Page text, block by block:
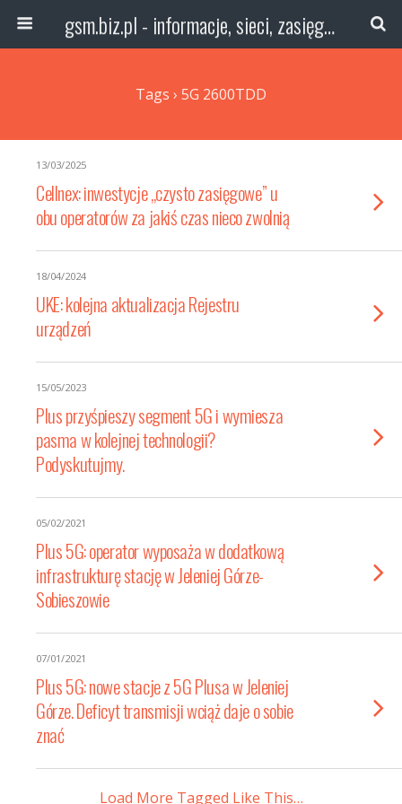
gsm.biz.pl - informacje, sieci, zasięg technologie
Tags › 5G 2600TDD
13/03/2025
Cellnex: inwestycje „czysto zasięgowe” u
obu operatorów za jakiś czas nieco zwolnią
18/04/2024
UKE: kolejna aktualizacja Rejestru
urządzeń
15/05/2023
Plus przyśpieszy segment 5G i wymiesza
pasma w kolejnej technologii?
Podyskutujmy.
05/02/2021
Plus 5G: operator wyposaża w dodatkową
infrastrukturę stację w Jeleniej Górze-
Sobieszowie
07/01/2021
Plus 5G: nowe stacje z 5G Plusa w Jeleniej
Górze. Deficyt transmisji wciąż daje o sobie
znać
Load More Tagged Like This…